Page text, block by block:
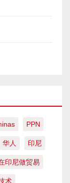
PPN
华人 印尼
印尼做贸易
术